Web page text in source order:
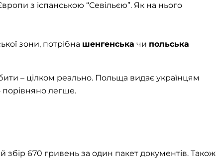
з іспанською “Севільєю”. Як на нього
зони, потрібна шенгенська чи польська
– цілком реально. Польща видає українцям
порівняно легше.
збір 670 гривень за один пакет документів. Також